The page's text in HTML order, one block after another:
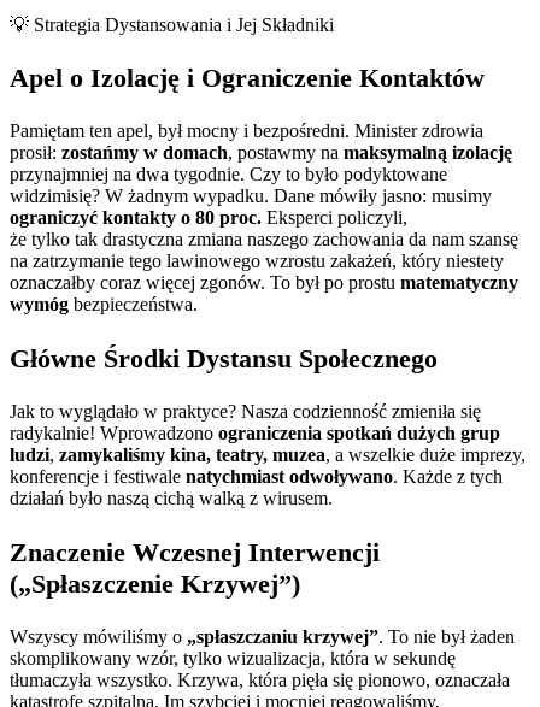
💡 Strategia Dystansowania i Jej Składniki
Apel o Izolację i Ograniczenie Kontaktów
Pamiętam ten apel, był mocny i bezpośredni. Minister zdrowia
prosił: zostańmy w domach, postawmy na maksymalną izolację
przynajmniej na dwa tygodnie. Czy to było podyktowane
widzimisię? W żadnym wypadku. Dane mówiły jasno: musimy
ograniczyć kontakty o 80 proc. Eksperci policzyli,
że tylko tak drastyczna zmiana naszego zachowania da nam szansę
na zatrzymanie tego lawinowego wzrostu zakażeń, który niestety
oznaczałby coraz więcej zgonów. To był po prostu matematyczny
wymóg bezpieczeństwa.
Główne Środki Dystansu Społecznego
Jak to wyglądało w praktyce? Nasza codzienność zmieniła się
radykalnie! Wprowadzono ograniczenia spotkań dużych grup
ludzi, zamykaliśmy kina, teatry, muzea, a wszelkie duże imprezy,
konferencje i festiwale natychmiast odwoływano. Każde z tych
działań było naszą cichą walką z wirusem.
Znaczenie Wczesnej Interwencji
(„Spłaszczenie Krzywej”)
Wszyscy mówiliśmy o „spłaszczaniu krzywej”. To nie był żaden
skomplikowany wzór, tylko wizualizacja, która w sekundę
tłumaczyła wszystko. Krzywa, która pięła się pionowo, oznaczała
katastrofę szpitalną. Im szybciej i mocniej reagowaliśmy,